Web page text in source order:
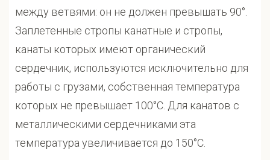
между ветвями: он не должен превышать 90°.
Заплетенные стропы канатные и стропы,
канаты которых имеют органический
сердечник, используются исключительно для
работы с грузами, собственная температура
которых не превышает 100°С. Для канатов с
металлическими сердечниками эта
температура увеличивается до 150°С.